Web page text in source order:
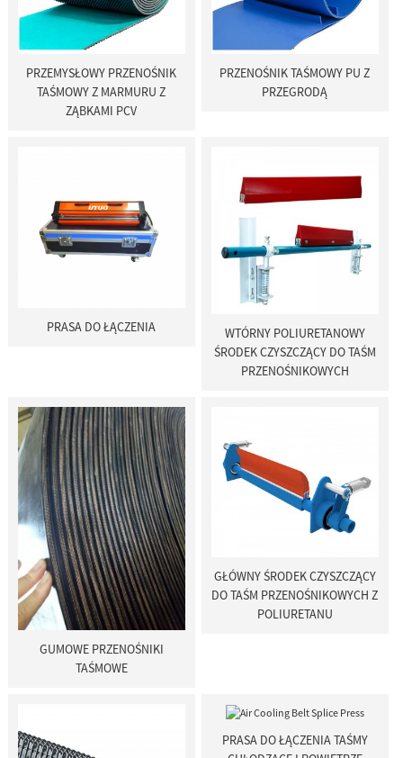
PRZEMYSŁOWY PRZENOŚNIK
TAŚMOWY Z MARMURU Z
ZĄBKAMI PCV
PRZENOŚNIK TAŚMOWY PU Z
PRZEGRODĄ
PRASA DO ŁĄCZENIA
WTÓRNY POLIURETANOWY
ŚRODEK CZYSZCZĄCY DO TAŚM
PRZENOŚNIKOWYCH
GUMOWE PRZENOŚNIKI
TAŚMOWE
GŁÓWNY ŚRODEK CZYSZCZĄCY
DO TAŚM PRZENOŚNIKOWYCH Z
POLIURETANU
PRASA DO ŁĄCZENIA TAŚMY